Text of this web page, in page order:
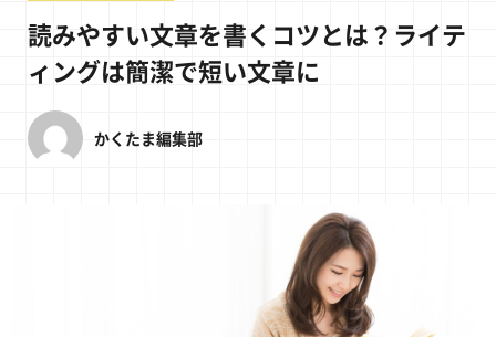
読みやすい文章を書くコツとは？ライテ
ィングは簡潔で短い文章に
かくたま編集部